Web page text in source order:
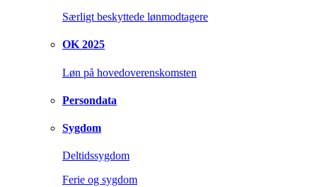
Særligt beskyttede lønmodtagere
OK 2025
Løn på hovedoverenskomsten
Persondata
Sygdom
Deltidssygdom
Ferie og sygdom